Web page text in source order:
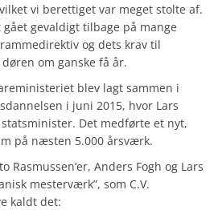
vi berettiget var meget stolte af.
gevaldigt tilbage på mange
og dets krav til
om ganske få år.
blev lagt sammen i
i juni 2015, hvor Lars
statsminister. Det medførte et nyt,
på næsten 5.000 årsværk.
Rasmussen’er, Anders Fogh og Lars
mesterværk”, som C.V.
kaldt det: